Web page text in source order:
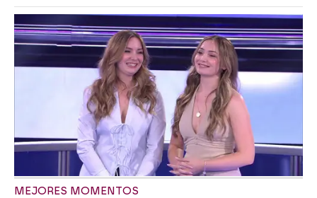
MEJORES MOMENTOS